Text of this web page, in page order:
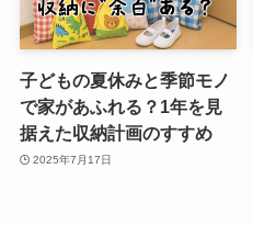
子どもの夏休みと季節モノ
で家があふれる？1年を見
据えた収納計画のすすめ
2025年7月17日